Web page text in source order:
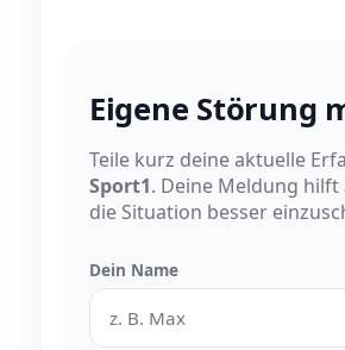
Eigene Störung
Teile kurz deine aktuelle
Sport1. Deine Meldung hilft
die Situation besser
Dein Name